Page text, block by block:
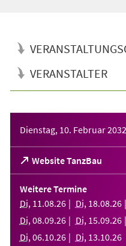
VERANSTALTER
Dienstag, 10. Februar 2032
Website TanzBau
(Öffnet
in
einem
neuen
Tab)
Weitere Termine
Di, 11 .08.26 Di, 18.08.26
Di, 08.09.26 Di, 15.09.26
Di, 06.10.26 Di, 13.10.26